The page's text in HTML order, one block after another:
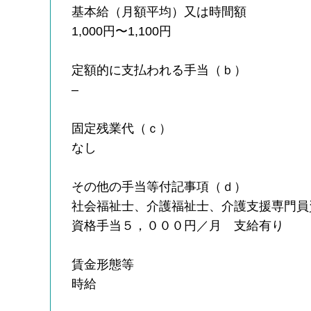
基本給（月額平均）又は時間額
1,000円〜1,100円
定額的に支払われる手当（ｂ）
–
固定残業代（ｃ）
なし
その他の手当等付記事項（ｄ）
社会福祉士、介護福祉士、介護支援専門
資格手当５，０００円／月 支給有り
賃金形態等
時給